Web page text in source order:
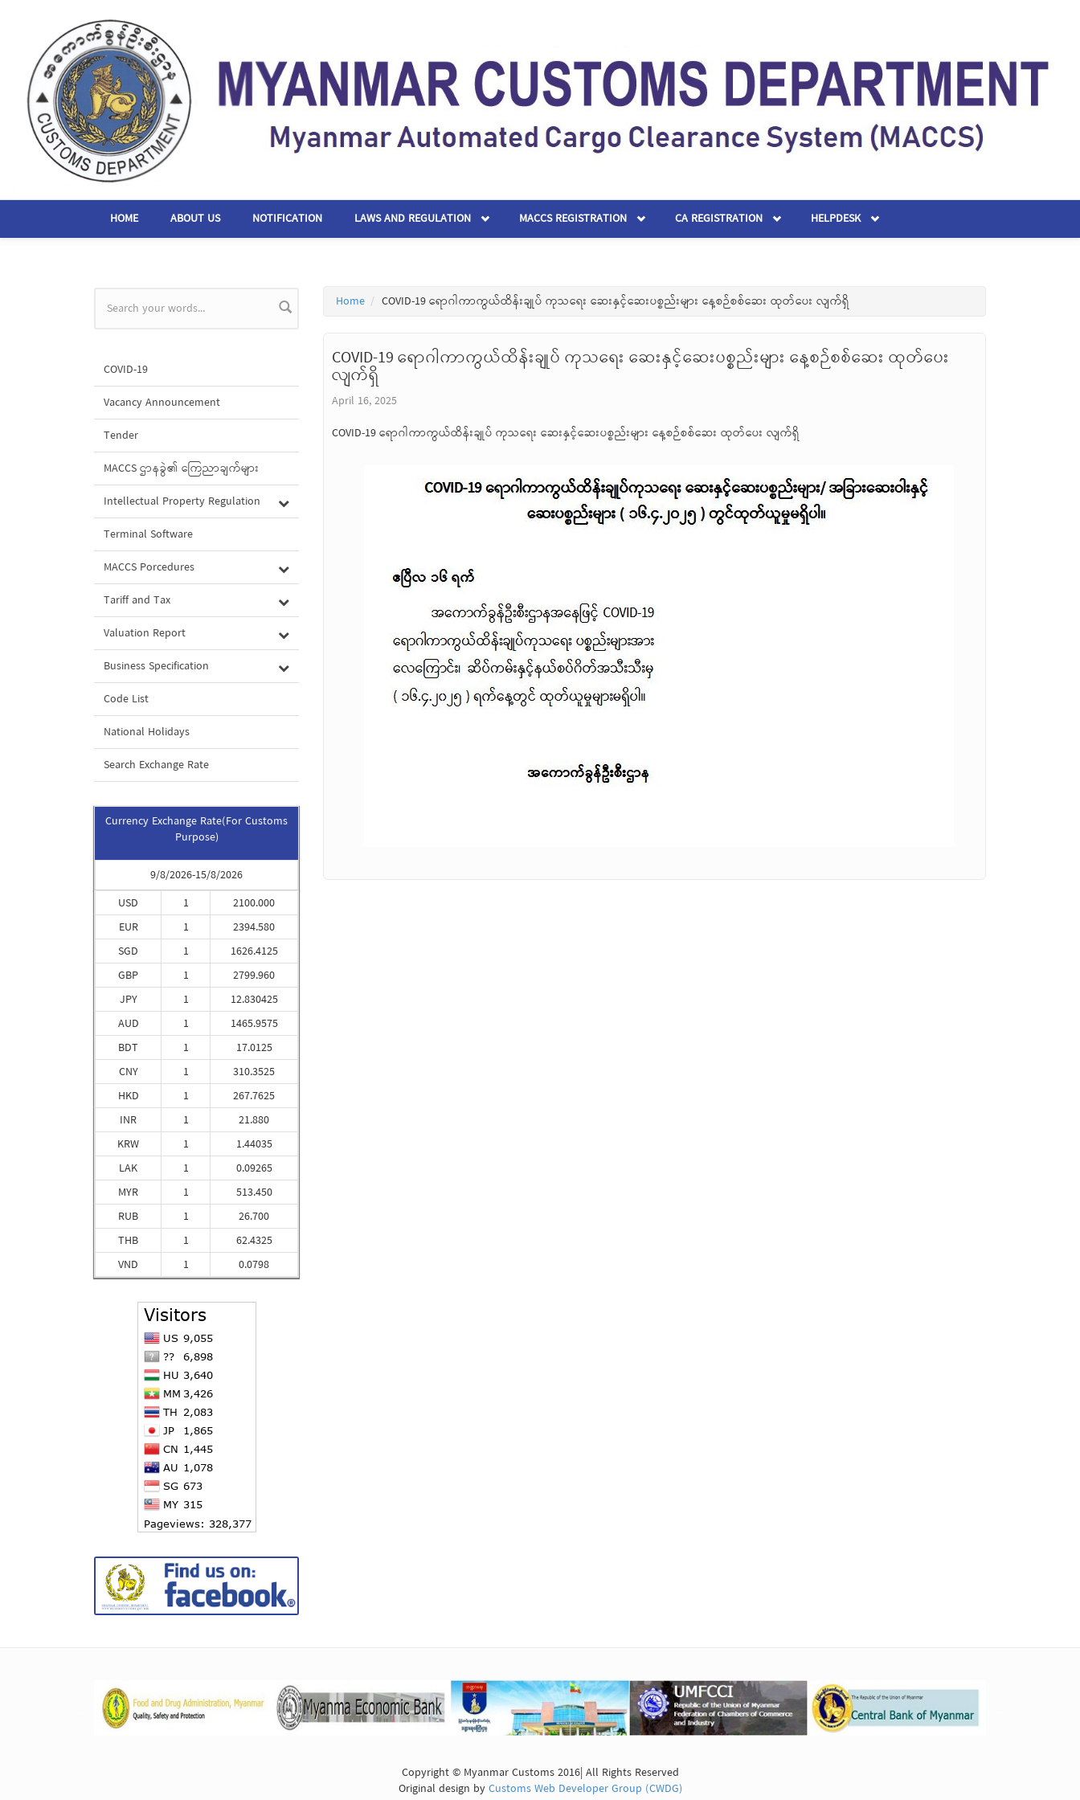
HOME ABOUT US NOTIFICATION LAWS AND REGULATION MACCS REGISTRATION CA REGISTRATION HELPDESK
Search form
COVID-19
Vacancy Announcement
Tender
MACCS ဌာနခွဲ၏ ကြေညာချက်များ
Intellectual Property Regulation
Terminal Software
MACCS Porcedures
Tariff and Tax
Valuation Report
Business Specification
Code List
National Holidays
Search Exchange Rate
Currency Exchange Rate(For Customs
Purpose)
9/8/2026-15/8/2026
USD
EUR
SGD
GBP
JPY
AUD
BDT
CNY
HKD
INR
KRW
LAK
MYR
RUB
THB
VND
1
1
1
1
1
1
1
1
1
1
1
1
1
1
1
1
2100.000
2394.580
1626.4125
2799.960
12.830425
1465.9575
17.0125
310.3525
267.7625
21.880
1.44035
0.09265
513.450
26.700
62.4325
0.0798
Home COVID-19 ရောဂါကာကွယ်ထိန်းချုပ် ကုသရေး ဆေးနှင့်ဆေးပစ္စည်းများ နေ့စဉ်စစ်ဆေး ထုတ်ပေး လျက်ရှိ
COVID-19 ရောဂါကာကွယ်ထိန်းချုပ် ကုသရေး ဆေးနှင့်ဆေးပစ္စည်းများ နေ့စဉ်စစ်ဆေး ထုတ်ပေး
လျက်ရှိ
April 16, 2025
COVID-19 ရောဂါကာကွယ်ထိန်းချုပ် ကုသရေး ဆေးနှင့်ဆေးပစ္စည်းများ နေ့စဉ်စစ်ဆေး ထုတ်ပေး လျက်ရှိ
Copyright © Myanmar Customs 2016| All Rights Reserved
Original design byCustoms Web Developer Group (CWDG)